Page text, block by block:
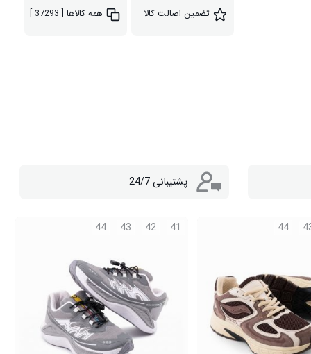
تضمین اصالت کالا همه کالاها [ 37293 ]
پشتیبانی 24/7
44
41
42
43
44